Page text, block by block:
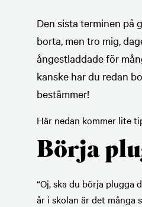
Den sista terminen på
borta, men tro mig,
ångestladdade för
kanske har du redan
bestämmer!
Här nedan kommer lite
Börja
“Oj, ska du börja plugga
år i skolan är det